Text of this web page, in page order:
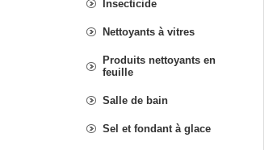
Insecticide
Nettoyants à vitres
Produits nettoyants en
feuille
Salle de bain
Sel et fondant à glace